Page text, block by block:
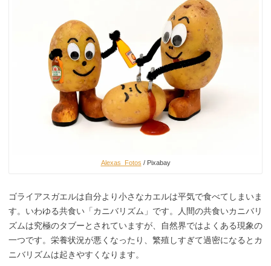
Alexas_Fotos / Pixabay
ゴライアスガエルは自分より小さなカエルは平気で食べてしまいま
す。いわゆる共食い「カニバリズム」です。人間の共食いカニバリ
ズムは究極のタブーとされていますが、自然界ではよくある現象の
一つです。栄養状況が悪くなったり、繁殖しすぎて過密になるとカ
ニバリズムは起きやすくなります。